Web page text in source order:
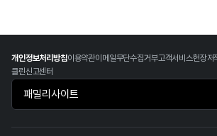
개인정보처리방침이용약관이메일무단수집거부고객서비스헌장저
클린신고센터
패밀리사이트 바로가기